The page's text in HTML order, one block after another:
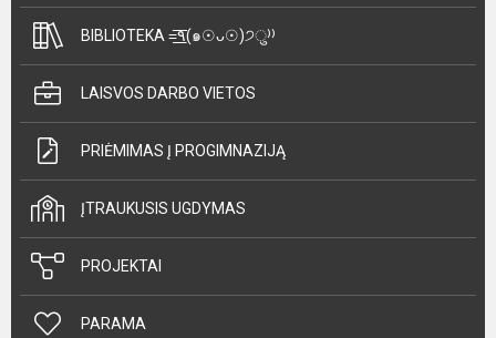
BIBLIOTEKA =͟͟͞͞٩(๑☉ᴗ☉)੭ु⁾⁾
LAISVOS DARBO VIETOS
PRIĖMIMAS Į PROGIMNAZIJĄ
ĮTRAUKUSIS UGDYMAS
PROJEKTAI
PARAMA